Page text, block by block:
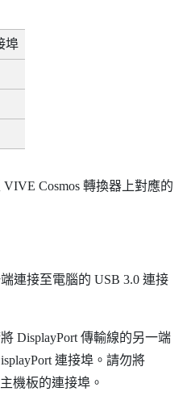
埠
VIVE Cosmos轉換器上對應的
連接至電腦的 USB 3.0 連接
DisplayPort傳輸線的另一端
連接埠。請勿將
機板的連接埠。